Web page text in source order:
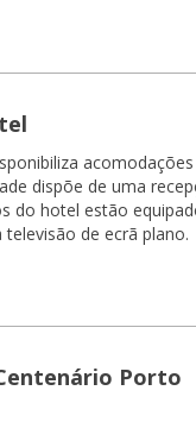
dispõe de uma
de ecrã plano.
Porto